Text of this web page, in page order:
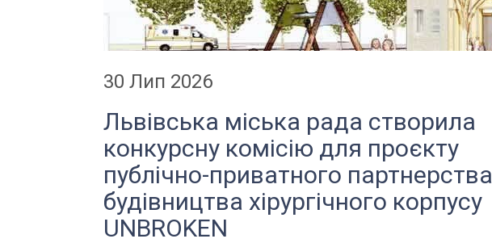
30 Лип 2026
Львівська міська рада створила
конкурсну комісію для проєкту
публічно-приватного партнерства
будівництва хірургічного корпусу
UNBROKEN